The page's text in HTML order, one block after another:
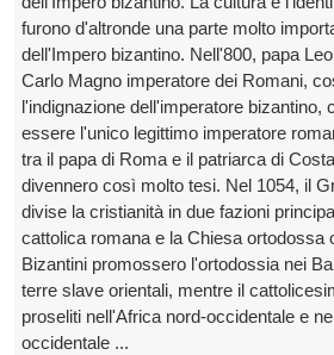
furono d'altronde una parte molto
dell'Impero bizantino. Nell'800, papa
Carlo Magno imperatore dei Romani,
l'indignazione dell'imperatore bizantino,
essere l'unico legittimo imperatore
tra il papa di Roma e il patriarca di
divennero così molto tesi. Nel 1054, il
divise la cristianità in due fazioni
cattolica romana e la Chiesa ortodossa
Bizantini promossero l'ortodossia nei
terre slave orientali, mentre il
proseliti nell'Africa nord-occidentale e
occidentale ...